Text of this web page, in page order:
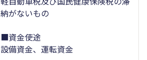
納がないもの
■資金使途
設備資金、運転資金